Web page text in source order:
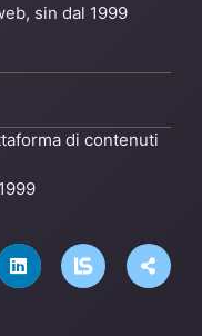
sin dal 1999
di contenuti